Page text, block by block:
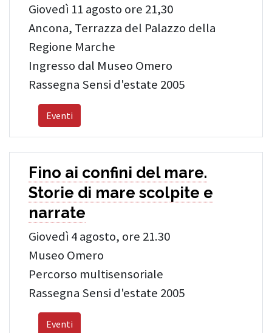
Giovedì 11 agosto ore 21,30
Ancona, Terrazza del Palazzo della
Regione Marche
Ingresso dal Museo Omero
Rassegna Sensi d'estate 2005
Eventi
Fino ai confini del mare.
Storie di mare scolpite e
narrate
Giovedì 4 agosto, ore 21.30
Museo Omero
Percorso multisensoriale
Rassegna Sensi d'estate 2005
Eventi